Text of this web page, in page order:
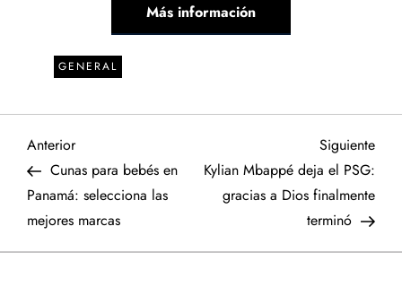
Más información
GENERAL
N
a
v
Entrada
anterior
Anterior
Cunas para bebés en
Panamá: selecciona las
mejores marcas
Siguiente
Kylian Mbappé deja el PSG:
gracias a Dios finalmente
terminó